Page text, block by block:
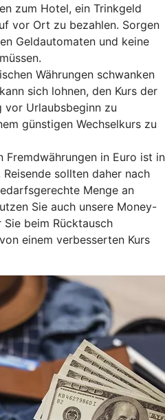
zum Hotel, ein Trinkgeld
vor Ort zu bezahlen. Sorgen
Geldautomaten und keine
Währungen schwanken
sich lohnen, den Kurs der
vor Urlaubsbeginn zu
günstigen Wechselkurs zu
Fremdwährungen in Euro ist in
sollten daher nach
Menge an
Sie auch unsere Money-
beim Rücktausch
einem verbesserten Kurs